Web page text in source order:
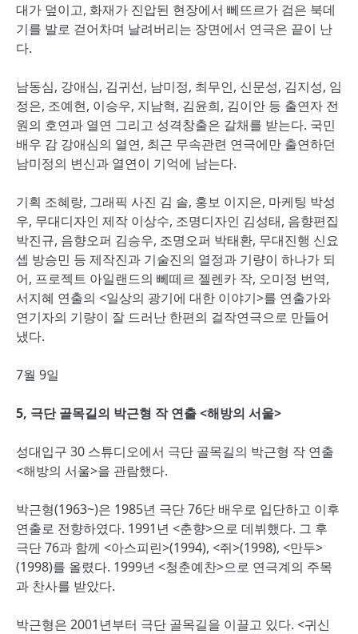
대가 덮이고, 화재가 진압된 현장에서 뻬뜨르가 검은 북데
기를 발로 걷어차며 날려버리는 장면에서 연극은 끝이 난
다.
남동심, 강애심, 김귀선, 남미정, 최무인, 신문성, 김지성, 임
정은, 조예현, 이승우, 지남혁, 김윤희, 김이안 등 출연자 전
원의 호연과 열연 그리고 성격창출은 갈채를 받는다. 국민
배우 감 강애심의 열연, 최근 무속관련 연극에만 출연하던
남미정의 변신과 열연이 기억에 남는다.
기획 조혜랑, 그래픽 사진 김 솔, 홍보 이지은, 마케팅 박성
우, 무대디자인 제작 이상수, 조명디자인 김성태, 음향편집
박진규, 음향오퍼 김승우, 조명오퍼 박태환, 무대진행 신요
셉 방승민 등 제작진과 기술진의 열정과 기량이 하나가 되
어, 프로젝트 아일랜드의 뻬떼르 젤렌카 작, 오미정 번역,
서지혜 연출의 <일상의 광기에 대한 이야기>를 연출가와
연기자의 기량이 잘 드러난 한편의 걸작연극으로 만들어
냈다.
7월 9일
5, 극단 골목길의 박근형 작 연출 <해방의 서울>
성대입구 30 스튜디오에서 극단 골목길의 박근형 작 연출
<해방의 서울>을 관람했다.
박근형(1963~)은 1985년 극단 76단 배우로 입단하고 이후
연출로 전향하였다. 1991년 <춘향>으로 데뷔했다. 그 후
극단 76과 함께 <아스피린>(1994), <쥐>(1998), <만두>
(1998)를 올렸다. 1999년 <청춘예찬>으로 연극계의 주목
과 찬사를 받았다.
박근형은 2001년부터 극단 골목길을 이끌고 있다. <귀신